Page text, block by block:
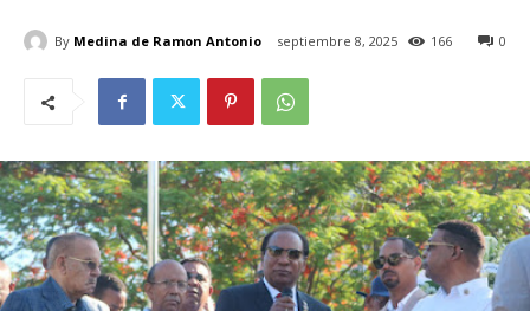
By Medina de Ramon Antonio septiembre 8, 2025 0
166